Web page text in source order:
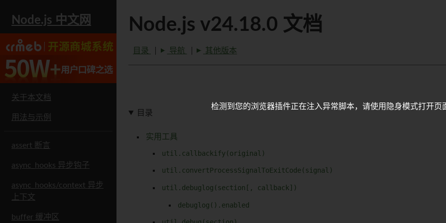
Node.js 中文网
关于本文档
用法与示例
assert 断言
async_hooks 异步钩子
async_hooks/context 异步
上下文
buffer 缓冲区
Node.js v24.18.0 文档
目录 导航 其他版本
目录
实用工具
util.callbackify(original)
util.convertProcessSignalToExitCode(signal)
util.debuglog(section[, callback])
debuglog().enabled
检测到您的浏览器插件正在注入异常脚本，请使用隐身模式打开页